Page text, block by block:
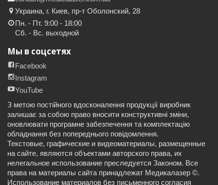
Украина, г. Киев, пр-т Оболонский, 28
Пн. - Пт. 9:00 - 18:00
Сб. - Вс. выходной
Мы в соцсетях
Facebook
Instagram
YouTube
З метою постійного вдосконалення продукції виробник
залишає за собою право вносити конструктивні зміни,
оновлювати програмне забезпечення та комплектацію
обладнання без попереднього повідомлення.
Текстовые, графические и видеоматериалы, размещенные
на сайте, являются объектами авторского права, их
нелегальное использование преследуется Законом. Все
права на материалы сайта принадлежат Медикалазер ©.
Использование материалов без письменного согласия